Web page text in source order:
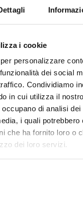
i cookie
personalizzare
dei social
Condividiamo
in cui utilizza il
di analisi dei
i quali potrebbero
che ha fornito loro o
dei loro servizi.
regolabile in
per evitare il